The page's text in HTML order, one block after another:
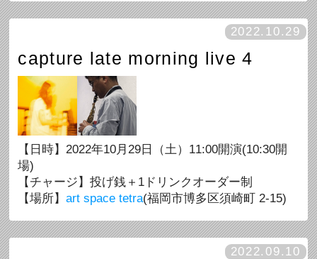
2022.10.29
capture late morning live 4
【日時】2022年10月29日（土）11:00開演(10:30開
場)
【チャージ】投げ銭＋1ドリンクオーダー制
【場所】art space tetra(福岡市博多区須崎町 2-15)
2022.09.10